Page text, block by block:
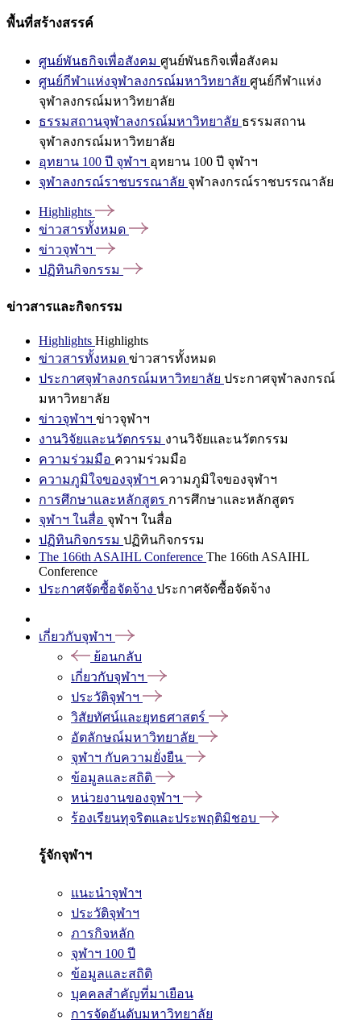
พื้นที่สร้างสรรค์
ศูนย์พันธกิจเพื่อสังคม ศูนย์พันธกิจเพื่อสังคม
ศูนย์กีฬาแห่งจุฬาลงกรณ์มหาวิทยาลัย ศูนย์กีฬาแห่ง
จุฬาลงกรณ์มหาวิทยาลัย
ธรรมสถานจุฬาลงกรณ์มหาวิทยาลัย ธรรมสถาน
จุฬาลงกรณ์มหาวิทยาลัย
อุทยาน 100 ปี จุฬาฯ อุทยาน 100 ปี จุฬาฯ
จุฬาลงกรณ์ราชบรรณาลัย จุฬาลงกรณ์ราชบรรณาลัย
Highlights
ข่าวสารทั้งหมด
ข่าวจุฬาฯ
ปฏิทินกิจกรรม
ข่าวสารและกิจกรรม
Highlights Highlights
ข่าวสารทั้งหมด ข่าวสารทั้งหมด
ประกาศจุฬาลงกรณ์มหาวิทยาลัย ประกาศจุฬาลงกรณ์
มหาวิทยาลัย
ข่าวจุฬาฯ ข่าวจุฬาฯ
งานวิจัยและนวัตกรรม งานวิจัยและนวัตกรรม
ความร่วมมือ ความร่วมมือ
ความภูมิใจของจุฬาฯ ความภูมิใจของจุฬาฯ
การศึกษาและหลักสูตร การศึกษาและหลักสูตร
จุฬาฯ ในสื่อ จุฬาฯ ในสื่อ
ปฏิทินกิจกรรม ปฏิทินกิจกรรม
The 166th ASAIHL Conference The 166th ASAIHL
Conference
ประกาศจัดซื้อจัดจ้าง ประกาศจัดซื้อจัดจ้าง
เกี่ยวกับจุฬาฯ
ย้อนกลับ
เกี่ยวกับจุฬาฯ
ประวัติจุฬาฯ
วิสัยทัศน์และยุทธศาสตร์
อัตลักษณ์มหาวิทยาลัย
จุฬาฯ กับความยั่งยืน
ข้อมูลและสถิติ
หน่วยงานของจุฬาฯ
ร้องเรียนทุจริตและประพฤติมิชอบ
รู้จักจุฬาฯ
แนะนำจุฬาฯ
ประวัติจุฬาฯ
ภารกิจหลัก
จุฬาฯ 100 ปี
ข้อมูลและสถิติ
บุคคลสำคัญที่มาเยือน
การจัดอันดับมหาวิทยาลัย